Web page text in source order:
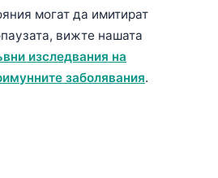
могат да имитират
вижте нашата
изследвания на
заболявания.